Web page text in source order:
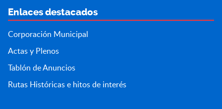
Enlaces destacados
Corporación Municipal
Actas y Plenos
Tablón de Anuncios
Rutas Históricas e hitos de interés